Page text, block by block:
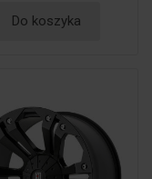
Do koszyka